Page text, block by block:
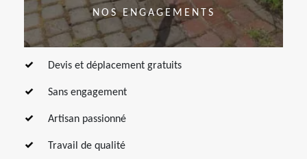
NOS ENGAGEMENTS
Devis et déplacement gratuits
Sans engagement
Artisan passionné
Travail de qualité